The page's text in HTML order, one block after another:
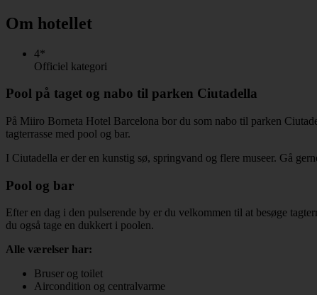
Om hotellet
4*
Officiel kategori
Pool på taget og nabo til parken Ciutadella
På Miiro Borneta Hotel Barcelona bor du som nabo til parken
tagterrasse med pool og bar.
I Ciutadella er der en kunstig sø, springvand og flere museer. Gå
Pool og bar
Efter en dag i den pulserende by er du velkommen til at besøge
du også tage en dukkert i poolen.
Alle værelser har:
Bruser og toilet
Aircondition og centralvarme